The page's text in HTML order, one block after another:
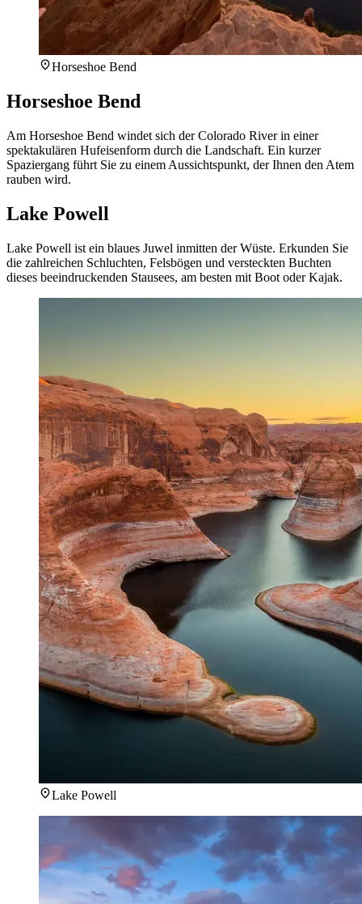
Horseshoe Bend
Horseshoe Bend
Am Horseshoe Bend windet sich der Colorado River in einer
spektakulären Hufeisenform durch die Landschaft. Ein kurzer
Spaziergang führt Sie zu einem Aussichtspunkt, der Ihnen den Atem
rauben wird.
Lake Powell
Lake Powell ist ein blaues Juwel inmitten der Wüste. Erkunden Sie
die zahlreichen Schluchten, Felsbögen und versteckten Buchten
dieses beeindruckenden Stausees, am besten mit Boot oder Kajak.
Lake Powell